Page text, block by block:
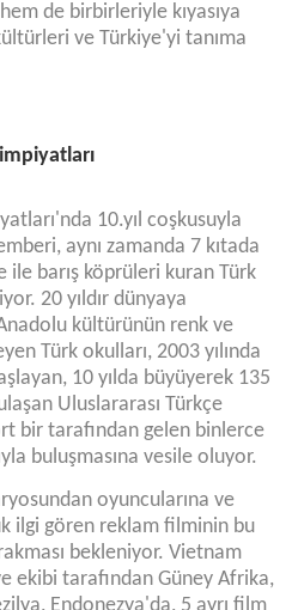
de birbirleriyle kıyasıya
ve Türkiye'yi tanıma
10.yıl coşkusuyla
aynı zamanda 7 kıtada
ile barış köprüleri kuran Türk
20 yıldır dünyaya
kültürünün renk ve
Türk okulları, 2003 yılında
10 yılda büyüyerek 135
Uluslararası Türkçe
bir tarafından gelen binlerce
buluşmasına vesile oluyor.
oyuncularına ve
ilgi gören reklam filminin bu
bekleniyor. Vietnam
ekibi tarafından Güney Afrika,
Endonezya'da, 5 ayrı film